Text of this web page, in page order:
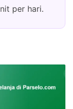
per hari.